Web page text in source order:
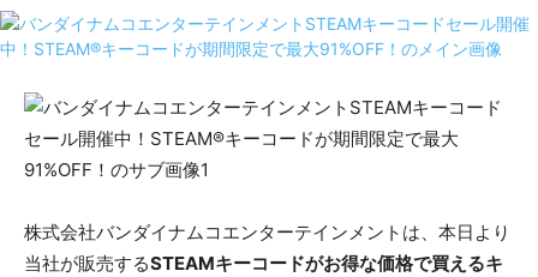
株式会社バンダイナムコエンターテインメントは、本日より
当社が販売するSTEAMキーコードがお得な価格で買えるキ